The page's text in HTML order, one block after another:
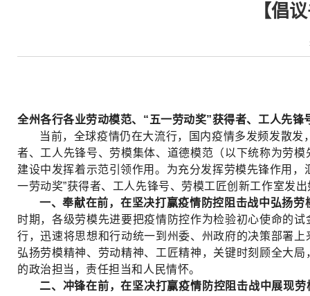
【倡
全州各行各业劳动模范、“五一劳动奖”获得者、工人先锋
当前，全球疫情仍在大流行，国内疫情多发频发散发
者、工人先锋号、劳模集体、道德模范（以下统称为劳
建设中发挥着示范引领作用。为充分发挥劳模先锋作用
一劳动奖”获得者、工人先锋号、劳模工匠创新工作室发
一、奉献在前，在坚决打赢疫情防控阻击战中弘扬劳
时期，各级劳模先进要把疫情防控作为检验初心使命的
行，迅速将思想和行动统一到州委、州政府的决策部署
弘扬劳模精神、劳动精神、工匠精神，关键时刻顾全大
的政治担当，责任担当和人民情怀。
二、冲锋在前，在坚决打赢疫情防控阻击战中展现劳